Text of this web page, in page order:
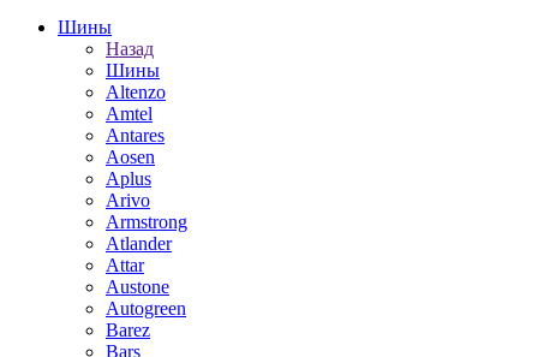
Шины
Назад
Шины
Altenzo
Amtel
Antares
Aosen
Aplus
Arivo
Armstrong
Atlander
Attar
Austone
Autogreen
Barez
Bars